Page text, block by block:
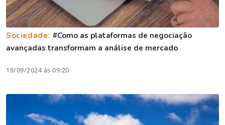
Sociedade: #Como as plataformas de negociação
avançadas transformam a análise de mercado
19/09/2024 às 09:20